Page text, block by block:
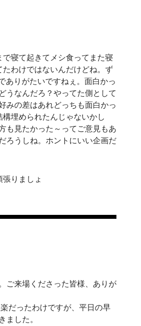
寝て起きてメシ食ってまた寝
わけではないんだけどね。ず
ありがたいですねぇ。面白かっ
うなんだろ？やってた側として
みの差はあれどっちも面白かっ
埋められたんじゃないかし
も見たかった～ってご意見もあ
ろうしね。ホントにいい企画だ
りましょ
ご来場くださった皆様、ありが
だったわけですが、平日の早
ました。